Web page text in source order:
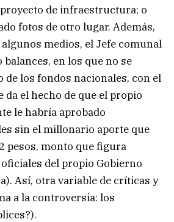
de infraestructura; o
fotos de otro lugar. Además,
medios, el Jefe comunal
en los que no se
de los fondos nacionales, con el
da el hecho de que el propio
le habría aprobado
sin el millonario aporte que
pesos, monto que figura
del propio Gobierno
Así, otra variable de críticas y
a la controversia: los